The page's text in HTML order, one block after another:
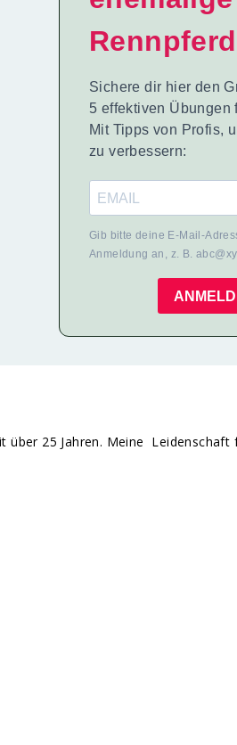
Sichere dir hier den
5 effektiven Übungen
Mit Tipps von Profis,
zu verbessern:
Gib bitte deine E-Mail-
Anmeldung an, z. B.
25 Jahren. Meine